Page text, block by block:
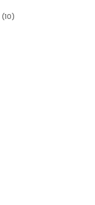
(10)